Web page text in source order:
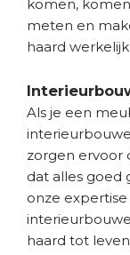
komen,
meten en
haard
Als je een
zorgen ervoor
dat alles goed
onze
haard tot